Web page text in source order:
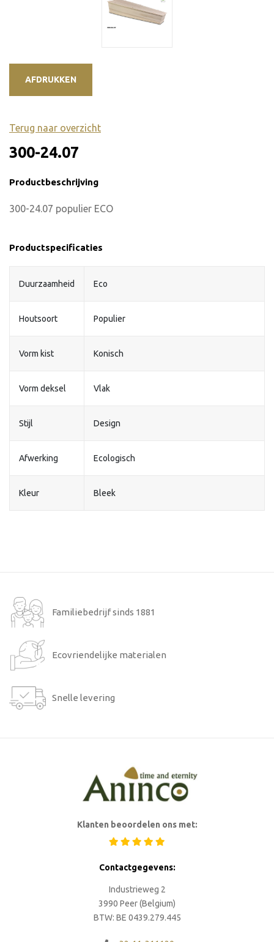
AFDRUKKEN
Terug naar overzicht
300-24.07
Productbeschrijving
300-24.07 populier ECO
Productspecificaties
Duurzaamheid Eco
Houtsoort Populier
Vorm kist Konisch
Vorm deksel Vlak
Stijl Design
Afwerking Ecologisch
Kleur Bleek
Familiebedrijf sinds 1881
Ecovriendelijke materialen
Snelle levering
Klanten beoordelen ons met:
Contactgegevens:
Industrieweg 2
3990 Peer (Belgium)
BTW: BE 0439.279.445